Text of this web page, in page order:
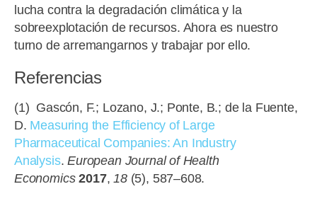
lucha contra la degradación climática y la
sobreexplotación de recursos. Ahora es nuestro
turno de arremangarnos y trabajar por ello.
Referencias
(1) Gascón, F.; Lozano, J.; Ponte, B.; de la Fuente,
D. Measuring the Efficiency of Large
Pharmaceutical Companies: An Industry
Analysis.European Journal of Health
Economics 2017,18(5), 587–608.